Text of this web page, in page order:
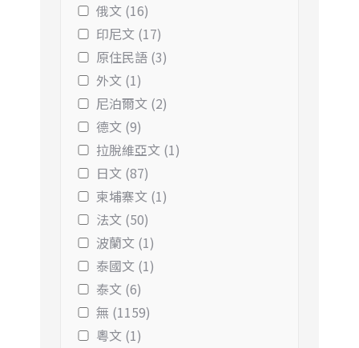
俄文 (16)
印尼文 (17)
原住民語 (3)
外文 (1)
尼泊爾文 (2)
德文 (9)
拉脫維亞文 (1)
日文 (87)
柬埔寨文 (1)
法文 (50)
波蘭文 (1)
泰國文 (1)
泰文 (6)
無 (1159)
粵文 (1)